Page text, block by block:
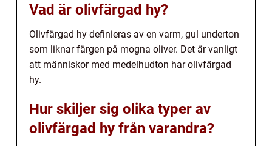
Vad är olivfärgad hy?
Olivfärgad hy definieras av en varm, gul underton
som liknar färgen på mogna oliver. Det är vanligt
att människor med medelhudton har olivfärgad
hy.
Hur skiljer sig olika typer av
olivfärgad hy från varandra?